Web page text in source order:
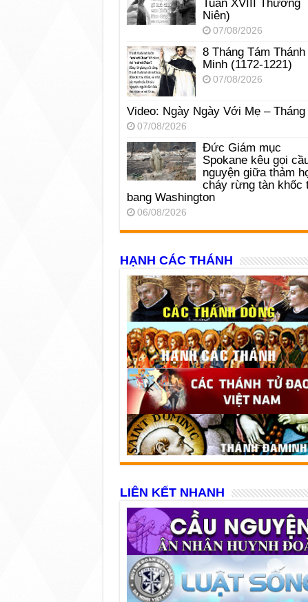
Tuần XVIII Thường
Niên)
07/08/2026
8 Tháng Tám
Minh (1172-1221)
07/08/2026
Video: Ngày Ngày Với Mẹ – Tháng
07/08/2026
Đức Giám mục
Spokane kêu gọi
nguyện giữa thảm
cháy rừng tàn khốc
bang Washington
06/08/2026
HẠNH CÁC THÁNH
LIÊN KẾT NHANH